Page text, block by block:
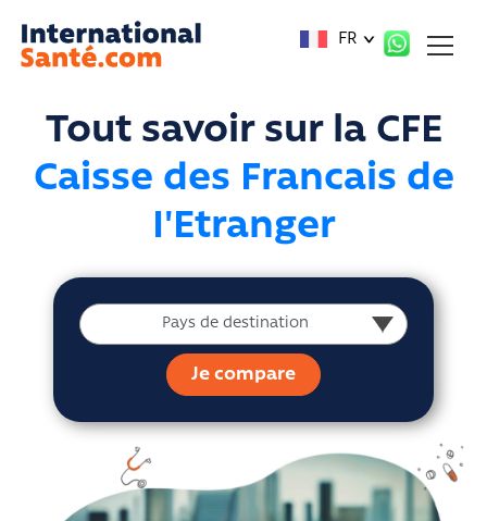
FR
Tout savoir sur la CFE
Caisse des Francais de
I'Etranger
Pays de destination
Pays de destination
Je compare